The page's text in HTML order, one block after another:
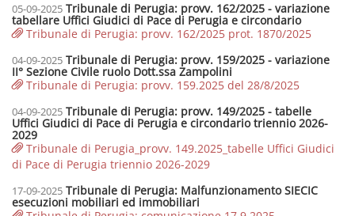
05-09-2025 Tribunale di Perugia: provv. 162/2025 - variazione
tabellare Uffici Giudici di Pace di Perugia e circondario
Tribunale di Perugia: provv. 162/2025 prot. 1870/2025
04-09-2025 Tribunale di Perugia: provv. 159/2025 - variazione
II° Sezione Civile ruolo Dott.ssa Zampolini
Tribunale di Perugia: provv. 159.2025 del 28/8/2025
04-09-2025 Tribunale di Perugia: provv. 149/2025 - tabelle
Uffici Giudici di Pace di Perugia e circondario triennio 2026-
2029
Tribunale di Perugia_provv. 149.2025_tabelle Uffici Giudici
di Pace di Perugia triennio 2026-2029
17-09-2025 Tribunale di Perugia: Malfunzionamento SIECIC
esecuzioni mobiliari ed immobiliari